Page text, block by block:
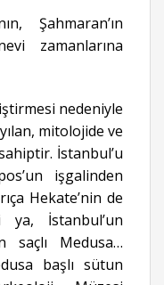
Şahmaran’ın
zamanlarına
nedeniyle
mitolojide ve
İstanbul’u
işgalinden
Hekate’nin de
ya, İstanbul’un
saçlı Medusa…
başlı sütun